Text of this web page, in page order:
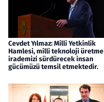
Cevdet Yılmaz: Milli Yetkinlik
Hamlesi, milli teknoloji üretme
irademizi sürdürecek insan
gücümüzü temsil etmektedir.